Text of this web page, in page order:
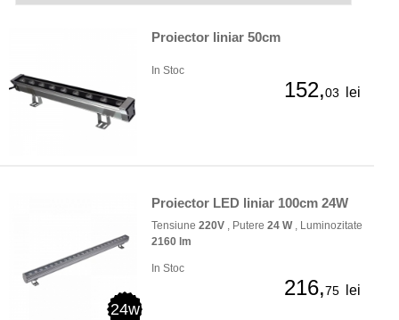
Proiector liniar 50cm
In Stoc
152,03 lei
24w
Proiector LED liniar 100cm 24W
Tensiune 220V , Putere 24 W, Luminozitate
2160 lm
In Stoc
216,75 lei